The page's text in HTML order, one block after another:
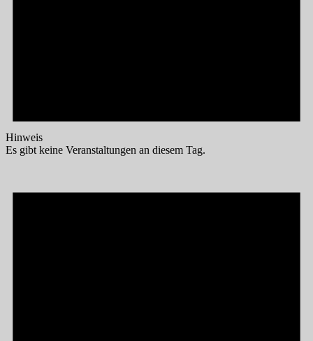
Hinweis
Es gibt keine Veranstaltungen an diesem Tag.